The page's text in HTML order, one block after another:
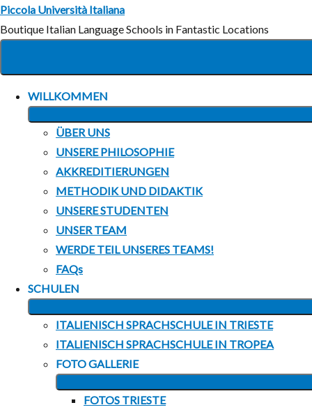
Zum
Inhalt
Piccola Università Italiana
Boutique Italian Language Schools in Fantastic Locations
WILLKOMMEN
ÜBER UNS
UNSERE PHILOSOPHIE
AKKREDITIERUNGEN
METHODIK UND DIDAKTIK
UNSERE STUDENTEN
UNSER TEAM
WERDE TEIL UNSERES TEAMS!
FAQs
SCHULEN
ITALIENISCH SPRACHSCHULE IN TRIESTE
ITALIENISCH SPRACHSCHULE IN TROPEA
FOTO GALLERIE
FOTOS TRIESTE